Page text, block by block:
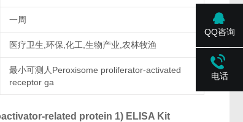
一周
医疗卫生,环保,化工,生物产业,农林牧渔
最小可测人Peroxisome proliferator-activated
receptor ga
related protein 1) ELISA Kit
QQ咨询
电话